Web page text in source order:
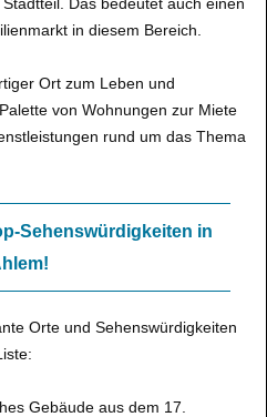
in diesem Bereich.
Ort zum Leben und
von Wohnungen zur Miete
rund um das Thema
Sehenswürdigkeiten in
Orte und Sehenswürdigkeiten
Gebäude aus dem 17.